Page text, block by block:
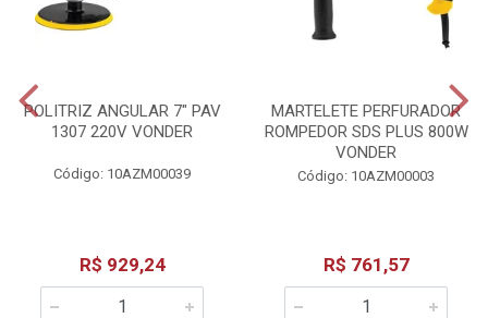
POLITRIZ ANGULAR 7" PAV
1307 220V VONDER
Código: 10AZM00039
R$ 929,24
MARTELETE PERFURADOR
ROMPEDOR SDS PLUS 800W
VONDER
Código: 10AZM00003
R$ 761,57